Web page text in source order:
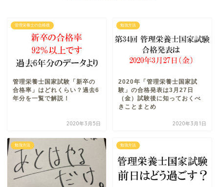
管理栄養士の合格後
管理栄養士国家試験「新卒の
合格率」はどれくらい？過去6
年分を一覧で解説！
2020年3月5日
勉強方法
2020年「管理栄養士国家試
験」の合格発表は3月27日
（金）試験後に知っておくべ
きことまとめ
2020年3月1日
勉強方法 勉強方法